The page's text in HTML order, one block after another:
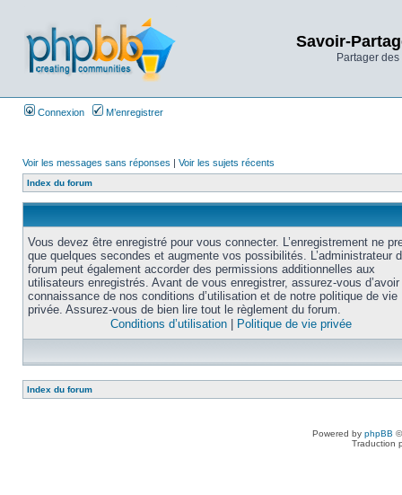
Savoir-
Partager
Connexion M’enregistrer
Voir les messages sans réponses | Voir les sujets récents
Index du forum
Vous devez être enregistré pour vous connecter. L’enregistrement ne
que quelques secondes et augmente vos possibilités. L’administrateur
forum peut également accorder des permissions additionnelles aux
utilisateurs enregistrés. Avant de vous enregistrer, assurez-vous
connaissance de nos conditions d’utilisation et de notre politique de vie
privée. Assurez-vous de bien lire tout le règlement du forum.
Conditions d’utilisation
Politique de vie privée
Index du forum
Powered by phpBB
Traduction